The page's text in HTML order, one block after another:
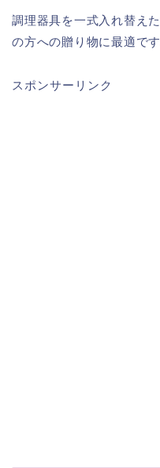
調理器具を一式入れ替え
の方への贈り物に最適です
スポンサーリンク